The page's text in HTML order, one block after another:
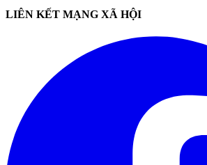
LIÊN KẾT MẠNG XÃ HỘI